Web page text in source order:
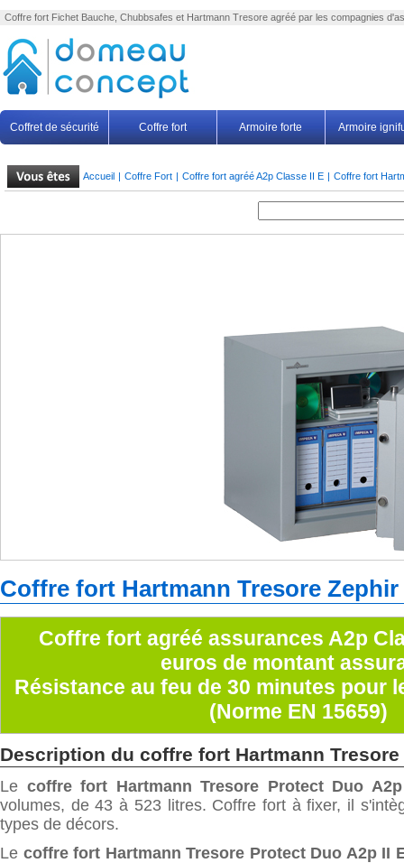
Coffre fort Fichet Bauche, Chubbsafes et Hartmann Tresore agréé par les compagnies
Coffret de sécurité Coffre fort Armoire forte Armoire
Accueil | Coffre Fort | Coffre fort agréé A2p Classe II E | Coffre fort
Coffre fort Hartmann Tresore
Coffre fort agréé assurances A2p
euros de montant
Résistance au feu de 30 minutes pour
(Norme EN 15659)
Description du coffre fort Hartmann Tresore
Le coffre fort Hartmann Tresore Protect Duo
volumes, de 43 à 523 litres. Coffre fort à fixer, il
types de décors.
Le coffre fort Hartmann Tresore Protect Duo A2p II